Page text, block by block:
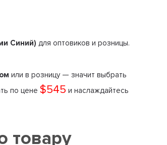
Синий) для оптовиков и розницы.
или в розницу — значит выбрать
по цене$545 и наслаждайтесь
товару